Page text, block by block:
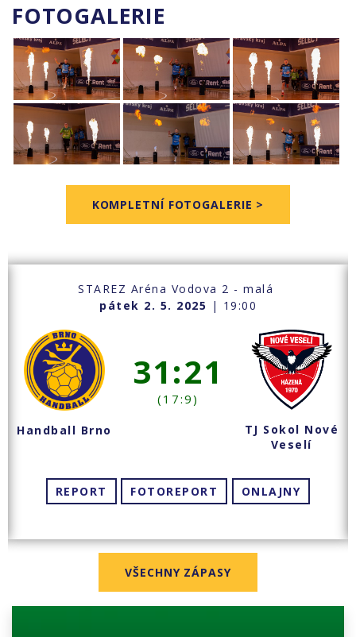
FOTOGALERIE
KOMPLETNÍ FOTOGALERIE >
STAREZ Aréna Vodova 2 - malá
pátek 2. 5. 2025 | 19:00
Handball Brno
31:21
(17:9)
TJ Sokol Nové
Veselí
REPORT FOTOREPORT ONLAJNY
VŠECHNY ZÁPASY